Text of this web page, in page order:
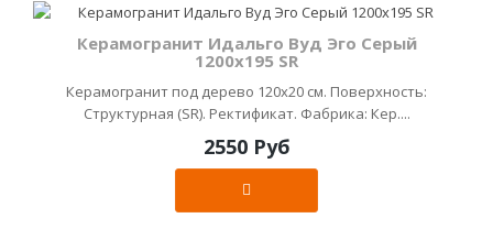
Керамогранит Идальго Вуд Эго Серый
1200х195 SR
Керамогранит под дерево 120х20 см. Поверхность:
Структурная (SR). Ректификат. Фабрика: Кер....
2550 Руб